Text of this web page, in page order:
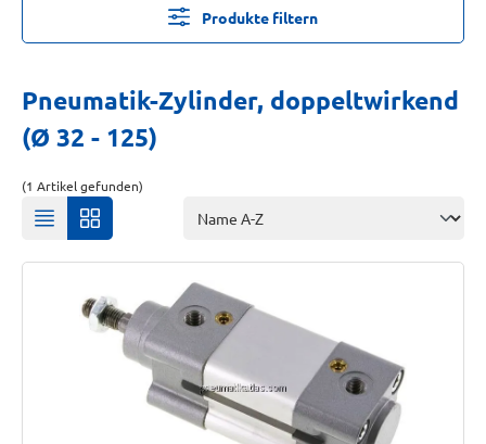
Produkte filtern
Pneumatik-Zylinder, doppeltwirkend
(Ø 32 - 125)
(1 Artikel gefunden)